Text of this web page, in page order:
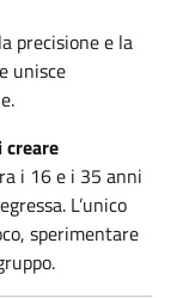
precisione e la
unisce
creare
i 16 e i 35 anni
L’unico
sperimentare